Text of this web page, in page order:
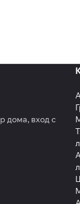
дома, вход с